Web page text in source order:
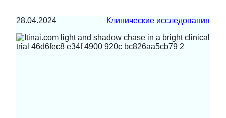
28.04.2024 Клинические исследования